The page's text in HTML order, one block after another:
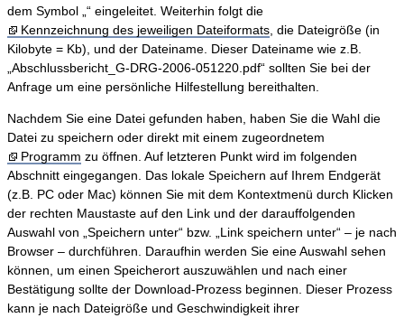
dem Symbol „“ eingeleitet. Weiterhin folgt die
Kennzeichnung des jeweiligen Dateiformats , die Dateigröße (in
Kilobyte = Kb), und der Dateiname. Dieser Dateiname wie z.B.
„Abschlussbericht_G-DRG-2006-051220.pdf“ sollten Sie bei der
Anfrage um eine persönliche Hilfestellung bereithalten.
Nachdem Sie eine Datei gefunden haben, haben Sie die Wahl die
Datei zu speichern oder direkt mit einem zugeordnetem
Programm zu öffnen. Auf letzteren Punkt wird im folgenden
Abschnitt eingegangen. Das lokale Speichern auf Ihrem Endgerät
(z.B. PC oder Mac) können Sie mit dem Kontextmenü durch Klicken
der rechten Maustaste auf den Link und der darauffolgenden
Auswahl von „Speichern unter“ bzw. „Link speichern unter“ – je nach
Browser – durchführen. Daraufhin werden Sie eine Auswahl sehen
können, um einen Speicherort auszuwählen und nach einer
Bestätigung sollte der Download-Prozess beginnen. Dieser Prozess
kann je nach Dateigröße und Geschwindigkeit ihrer